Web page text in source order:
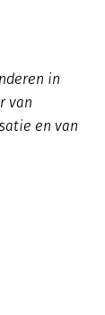
in
van
en van